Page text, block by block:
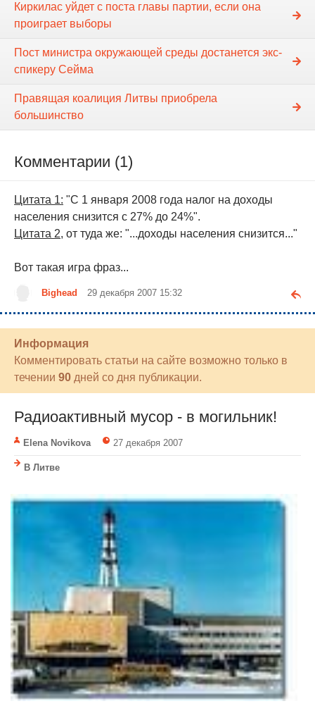
Киркилас уйдет с поста главы партии, если она
проиграет выборы
Пост министра окружающей среды достанется экс-
спикеру Сейма
Правящая коалиция Литвы приобрела
большинство
Комментарии (1)
Цитата 1: "С 1 января 2008 года налог на доходы
населения снизится с 27% до 24%".
Цитата 2, от туда же: "...доходы населения снизится..."
Вот такая игра фраз...
Bighead 29 декабря 2007 15:32
Информация
Комментировать статьи на сайте возможно только в
течении 90 дней со дня публикации.
Радиоактивный мусор - в могильник!
Elena Novikova 27 декабря 2007
В Литве